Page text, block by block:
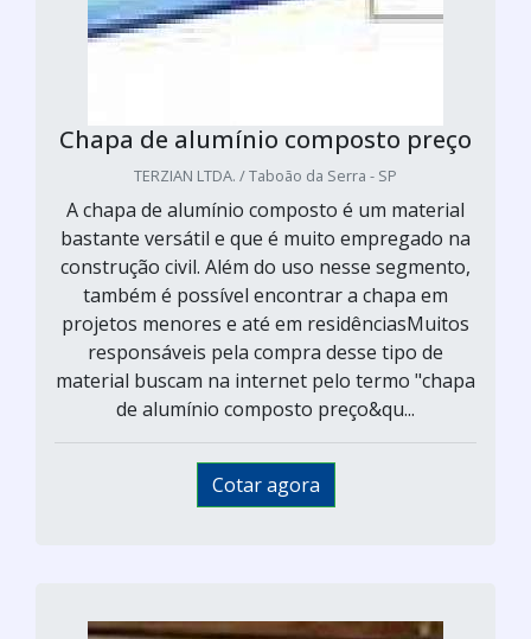
Chapa de alumínio composto preço
TERZIAN LTDA. / Taboão da Serra - SP
A chapa de alumínio composto é um material
bastante versátil e que é muito empregado na
construção civil. Além do uso nesse segmento,
também é possível encontrar a chapa em
projetos menores e até em residênciasMuitos
responsáveis pela compra desse tipo de
material buscam na internet pelo termo "chapa
de alumínio composto preço&qu...
Cotar agora